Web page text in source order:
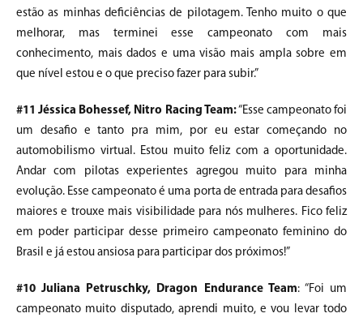
estão as minhas deficiências de pilotagem. Tenho muito o que
melhorar, mas terminei esse campeonato com mais
conhecimento, mais dados e uma visão mais ampla sobre em
que nível estou e o que preciso fazer para subir.”
#11 Jéssica Bohessef, Nitro Racing Team:“Esse campeonato foi
um desafio e tanto pra mim, por eu estar começando no
automobilismo virtual. Estou muito feliz com a oportunidade.
Andar com pilotas experientes agregou muito para minha
evolução. Esse campeonato é uma porta de entrada para desafios
maiores e trouxe mais visibilidade para nós mulheres. Fico feliz
em poder participar desse primeiro campeonato feminino do
Brasil e já estou ansiosa para participar dos próximos!”
#10 Juliana Petruschky, Dragon Endurance Team: “Foi um
campeonato muito disputado, aprendi muito, e vou levar todo